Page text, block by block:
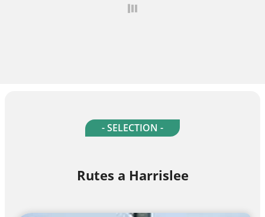
- SELECTION -
Rutes a Harrislee